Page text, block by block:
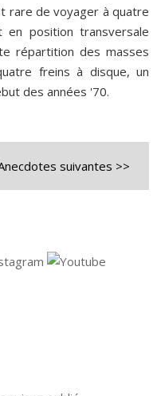
rare de voyager à quatre
position transversale
répartition des masses
freins à disque, un
des années '70.
suivantes >>